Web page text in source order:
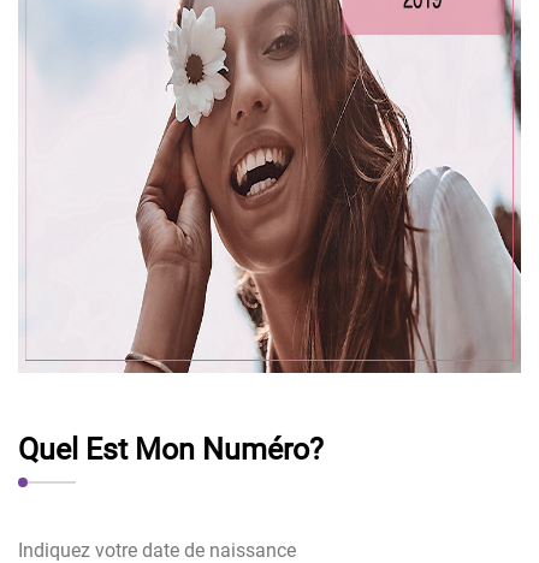
Quel Est Mon Numéro?
Indiquez votre date de naissance